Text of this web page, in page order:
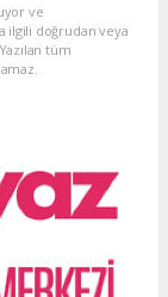
ve
ilgili doğrudan veya
tüm